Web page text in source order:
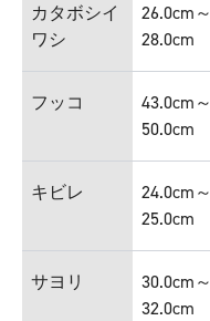
カタボシイ
ワシ
26.0cm～
28.0cm
フッコ
43.0cm～
50.0cm
キビレ
24.0cm～
25.0cm
サヨリ
30.0cm～
32.0cm